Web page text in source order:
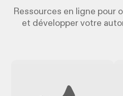
Ressources en ligne pour
et développer votre